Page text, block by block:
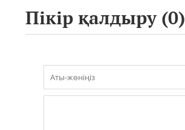
Пікір қалдыру (0)